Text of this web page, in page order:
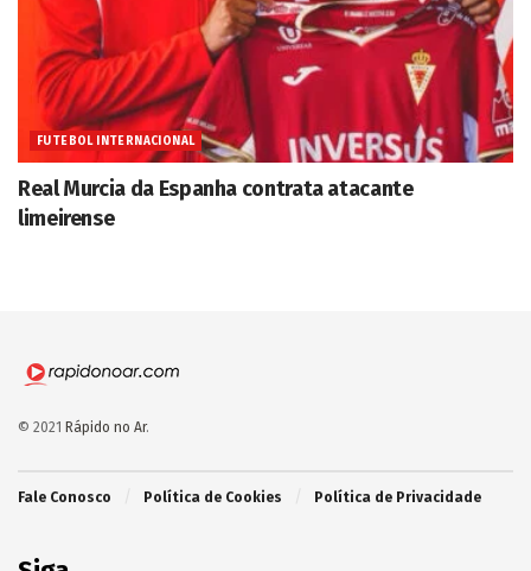
FUTEBOL INTERNACIONAL
Real Murcia da Espanha contrata atacante
limeirense
© 2021 Rápido no Ar.
Fale Conosco Política de Cookies Política de Privacidade